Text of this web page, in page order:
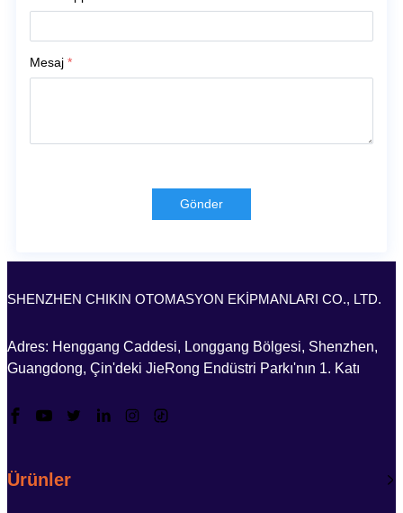
Mesaj *
Gönder
SHENZHEN CHIKIN OTOMASYON EKİPMANLARI CO., LTD.
Adres: Henggang Caddesi, Longgang Bölgesi, Shenzhen,
Guangdong, Çin'deki JieRong Endüstri Parkı'nın 1. Katı
Ürünler